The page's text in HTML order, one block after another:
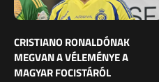
CRISTIANO RONALDÓNAK
MEGVAN A VÉLEMÉNYE A
MAGYAR FOCISTÁRÓL